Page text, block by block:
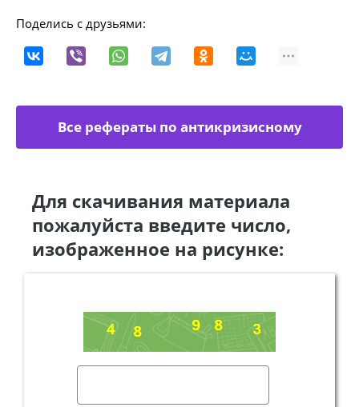
Поделись с друзьями:
Все рефераты по антикризисному
Для скачивания материала
пожалуйста введите число,
изображенное на рисунке: